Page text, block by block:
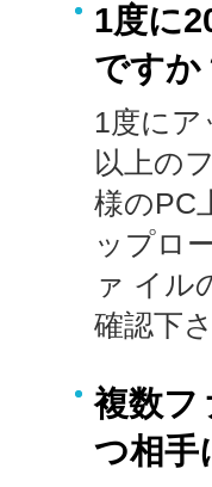
1度に
ですか
1度に
以上の
様のPC
ップロ
ァ イル
確認下
複数フ
つ相手